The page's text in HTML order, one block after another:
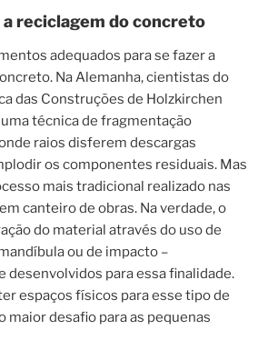
reciclagem do concreto
adequados para se fazer a
Na Alemanha, cientistas do
das Construções de Holzkirchen
técnica de fragmentação
raios disferem descargas
os componentes residuais. Mas
mais tradicional realizado nas
canteiro de obras. Na verdade, o
do material através do uso de
ou de impacto –
desenvolvidos para essa finalidade.
espaços físicos para esse tipo de
maior desafio para as pequenas